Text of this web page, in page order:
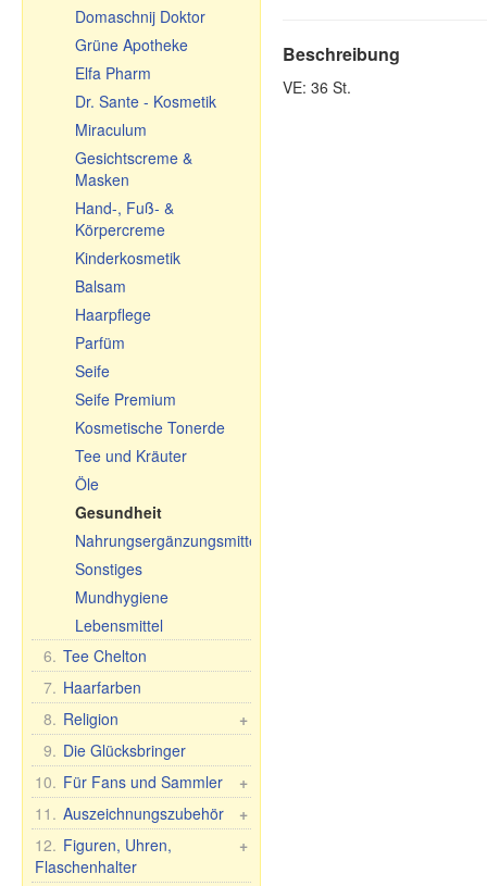
Backen, Tee, Kaffee
Töpfe aus Keramik
Geschirr aus Keramik
Glasgeschirr
Kochkessel,
Feuerkessel, Kochtöpfe
Geschirr aus Gusseisen
Usbekische Geschirr aus
Gusseisen
Bratpfannen
Reiben, Gemüsehobel,
Gemüseschneider
Emailliertes Geschirr
Kleine Geschenke
Souvenir-
Domaschnij Doktor
Grüne Apotheke
Elfa Pharm
Dr. Sante - Kosmetik
Miraculum
Gesichtscreme &
Masken
Hand-, Fuß- &
Körpercreme
Kinderkosmetik
Balsam
Haarpflege
Parfüm
Seife
Seife Premium
Kosmetische Tonerde
Tee und Kräuter
Öle
Gesundheit
Nahrungsergänzungsmittel
Sonstiges
Mundhygiene
Lebensmittel
6. Tee Chelton
7. Haarfarben
+
8. Religion
Auto-Ikonen
Tischikonen, 2-, 3-, 4-
fach
Phelonium Ikonen
Andere Ikonen
9. Die Glücksbringer
+
10. Für Fans und Sammler
Fan/Sammlerartikel
Flaggen und Banner
Taschenflaschen
+
11. Auszeichnungszubehör
Medaillen, Pokale,
Diplomen
+
12. Figuren, Uhren,
Flaschenhalter
Beschreibung
VE: 36 St.